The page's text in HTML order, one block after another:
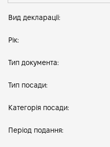
Вид декларації:
Рік:
Тип документа:
Тип посади:
Категорія посади:
Період подання: